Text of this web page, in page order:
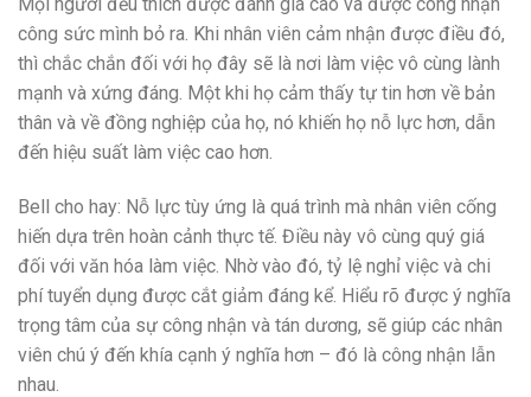
công sức mình bỏ ra. Khi nhân viên cảm nhận được điều đó,
thì chắc chắn đối với họ đây sẽ là nơi làm việc vô cùng lành
mạnh và xứng đáng. Một khi họ cảm thấy tự tin hơn về bản
thân và về đồng nghiệp của họ, nó khiến họ nỗ lực hơn, dẫn
đến hiệu suất làm việc cao hơn.
Bell cho hay: Nỗ lực tùy ứng là quá trình mà nhân viên cống
hiến dựa trên hoàn cảnh thực tế. Điều này vô cùng quý giá
đối với văn hóa làm việc. Nhờ vào đó, tỷ lệ nghỉ việc và chi
phí tuyển dụng được cắt giảm đáng kể. Hiểu rõ được ý nghĩa
trọng tâm của ​​sự công nhận và tán dương, sẽ giúp các nhân
viên chú ý đến khía cạnh ý nghĩa hơn – đó là công nhận lẫn
nhau.